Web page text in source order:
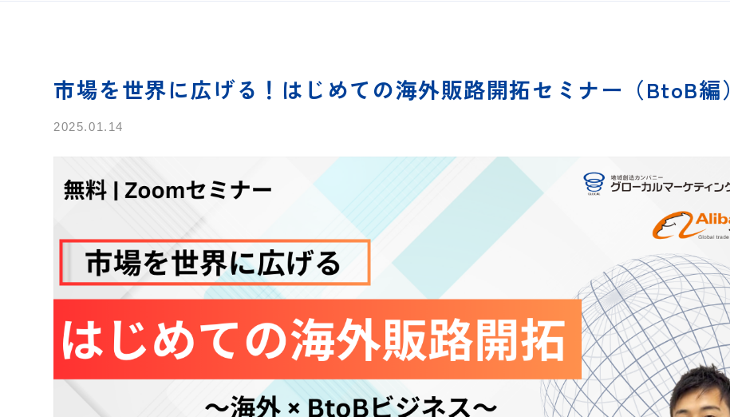
市場を世界に広げる！はじめての海外販路開拓セミナー（BtoB編）
2025.01.14